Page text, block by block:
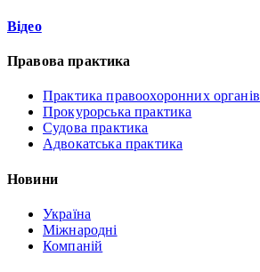
Відео
Правова практика
Практика правоохоронних органів
Прокурорська практика
Судова практика
Адвокатська практика
Новини
Україна
Міжнародні
Компаній